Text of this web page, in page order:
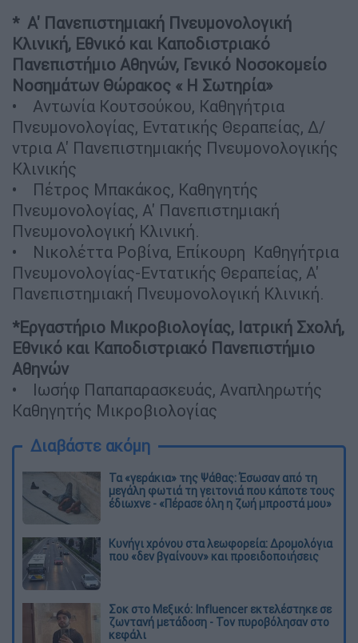
* Α' Πανεπιστημιακή Πνευμονολογική
Κλινική, Εθνικό και Καποδιστριακό
Πανεπιστήμιο Αθηνών, Γενικό Νοσοκομείο
Νοσημάτων Θώρακος « Η Σωτηρία»
• Αντωνία Κουτσούκου, Καθηγήτρια
Πνευμονολογίας, Εντατικής Θεραπείας, Δ/
ντρια Α' Πανεπιστημιακής Πνευμονολογικής
Κλινικής
• Πέτρος Μπακάκος, Καθηγητής
Πνευμονολογίας, Α' Πανεπιστημιακή
Πνευμονολογική Κλινική.
• Νικολέττα Ροβίνα, Επίκουρη Καθηγήτρια
Πνευμονολογίας-Εντατικής Θεραπείας, Α'
Πανεπιστημιακή Πνευμονολογική Κλινική.
*Εργαστήριο Μικροβιολογίας, Iατρική Σχολή,
Εθνικό και Καποδιστριακό Πανεπιστήμιο
Αθηνών
• Ιωσήφ Παπαπαρασκευάς, Αναπληρωτής
Καθηγητής Μικροβιολογίας
Διαβάστε ακόμη
Τα «γεράκια» της Ψάθας: Έσωσαν από τη
μεγάλη φωτιά τη γειτονιά που κάποτε τους
έδιωχνε - «Πέρασε όλη η ζωή μπροστά μου»
Κυνήγι χρόνου στα λεωφορεία: Δρομολόγια
που «δεν βγαίνουν» και προειδοποιήσεις
Σοκ στο Μεξικό: Influencer εκτελέστηκε σε
ζωντανή μετάδοση - Τον πυροβόλησαν στο
κεφάλι